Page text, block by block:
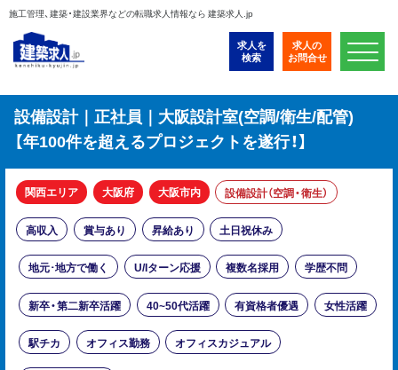
施工管理、建築・建設業界などの転職求人情報なら 建築求人.jp
求人を
検索
求人の
お問合せ
設備設計｜正社員｜大阪設計室(空調/衛生/配管)
【年100件を超えるプロジェクトを遂行！】
関西エリア 大阪府 大阪市内 設備設計（空調・衛生）
高収入 賞与あり 昇給あり 土日祝休み
地元･地方で働く U/Iターン応援 複数名採用 学歴不問
新卒・第二新卒活躍 40~50代活躍 有資格者優遇 女性活躍
駅チカ オフィス勤務 オフィスカジュアル